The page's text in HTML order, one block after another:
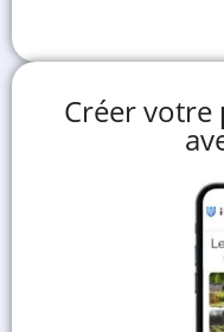
Créer votre